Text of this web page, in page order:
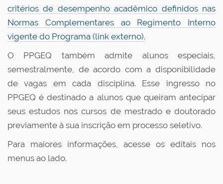
critérios de desempenho acadêmico definidos nas
Normas Complementares ao Regimento Interno
vigente do Programa (link externo).
O PPGEQ também admite alunos especiais,
semestralmente, de acordo com a disponibilidade
de vagas em cada disciplina. Esse ingresso no
PPGEQ é destinado a alunos que queiram antecipar
seus estudos nos cursos de mestrado e doutorado
previamente à sua inscrição em processo seletivo.
Para maiores informações, acesse os editais nos
menus ao lado.